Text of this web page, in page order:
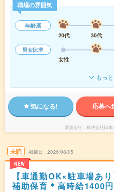
職場の雰囲気
年齢層
20代
30代
男女比率
女性
もっ
気になる! 応募へ
派遣会社 株式会社日本
未読
NEW
掲載日 2026/08/05
【車通勤OK×駐車場あ
補助保育＊高時給1400円